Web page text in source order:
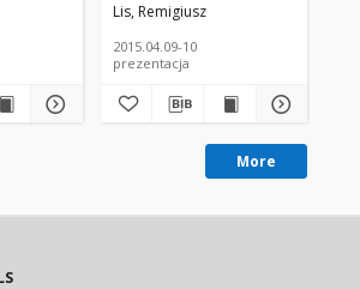
Lis, Remigiusz
2015.04.09-10
prezentacja
More